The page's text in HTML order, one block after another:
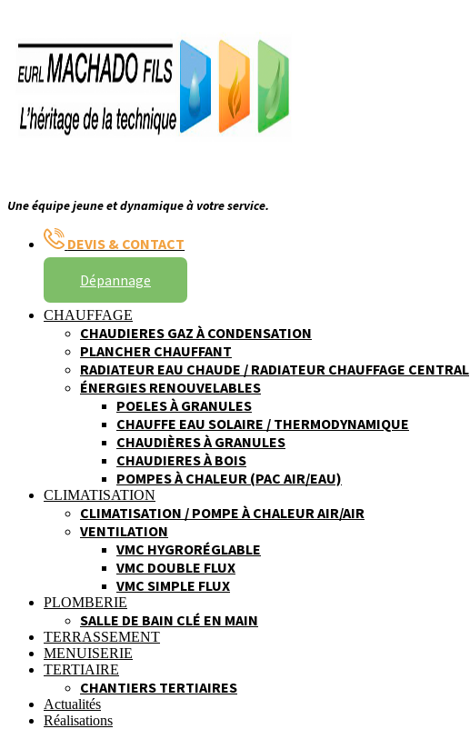
Une équipe jeune et dynamique à votre service.
DEVIS & CONTACT
Dépannage
CHAUFFAGE
CHAUDIERES GAZ À CONDENSATION
PLANCHER CHAUFFANT
RADIATEUR EAU CHAUDE / RADIATEUR CHAUFFAGE CENTRAL
ÉNERGIES RENOUVELABLES
POELES À GRANULES
CHAUFFE EAU SOLAIRE / THERMODYNAMIQUE
CHAUDIÈRES À GRANULES
CHAUDIERES À BOIS
POMPES À CHALEUR (PAC AIR/EAU)
CLIMATISATION
CLIMATISATION / POMPE À CHALEUR AIR/AIR
VENTILATION
VMC HYGRORÉGLABLE
VMC DOUBLE FLUX
VMC SIMPLE FLUX
PLOMBERIE
SALLE DE BAIN CLÉ EN MAIN
TERRASSEMENT
MENUISERIE
TERTIAIRE
CHANTIERS TERTIAIRES
Actualités
Réalisations